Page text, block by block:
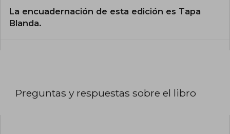
La encuadernación de esta edición es Tapa
Blanda.
Preguntas y respuestas sobre el libro